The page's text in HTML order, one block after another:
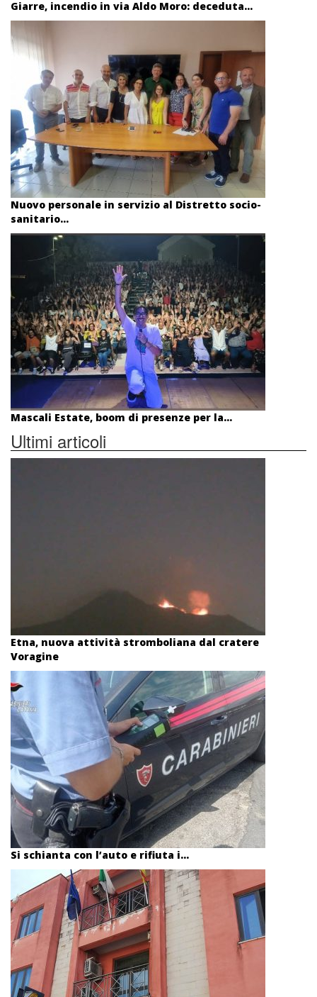
Giarre, incendio in via Aldo Moro: deceduta...
Nuovo personale in servizio al Distretto socio-
sanitario...
Mascali Estate, boom di presenze per la...
Ultimi articoli
Etna, nuova attività stromboliana dal cratere
Voragine
Si schianta con l’auto e rifiuta i...